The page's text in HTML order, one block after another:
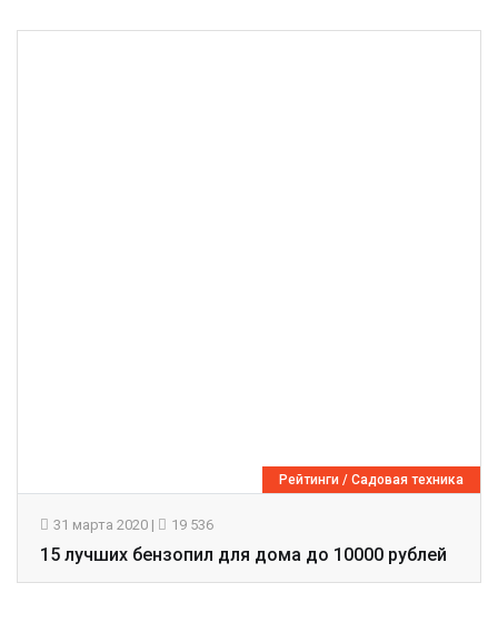
Рейтинги / Садовая техника
31 марта 2020 | 19 536
15 лучших бензопил для дома до 10000 рублей